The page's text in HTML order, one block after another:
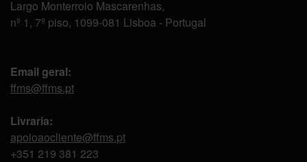
Largo Monterroio Mascarenhas,
nº 1, 7º piso, 1099-081 Lisboa - Portugal
Email geral:
ffms@ffms.pt
Livraria:
apoioaocliente@ffms.pt
+351 219 381 223